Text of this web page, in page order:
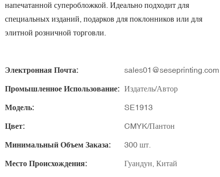
напечатанной суперобложкой. Идеально подходит для
специальных изданий, подарков для поклонников или для
элитной розничной торговли.
Электронная Почта: sales01@seseprinting.com
Промышленное Использование: Издатель/Автор
Модель: SE1913
Цвет: CMYK/Пантон
Минимальный Объем Заказа: 300 шт.
Место Происхождения: Гуандун, Китай